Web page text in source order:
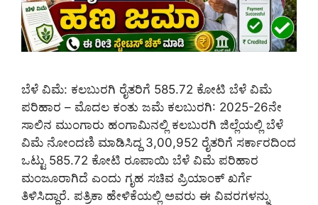
ಬೆಳೆ ವಿಮೆ: ಕಲಬುರಗಿ ರೈತರಿಗೆ 585.72 ಕೋಟಿ ಬೆಳೆ ವಿಮೆ
ಪರಿಹಾರ – ಮೊದಲ ಕಂತು ಜಮೆ ಕಲಬುರಗಿ: 2025-26ನೇ
ಸಾಲಿನ ಮುಂಗಾರು ಹಂಗಾಮಿನಲ್ಲಿ ಕಲಬುರಗಿ ಜಿಲ್ಲೆಯಲ್ಲಿ ಬೆಳೆ
ವಿಮೆ ನೋಂದಣಿ ಮಾಡಿಸಿದ್ದ 3,00,952 ರೈತರಿಗೆ ಸರ್ಕಾರದಿಂದ
ಒಟ್ಟು 585.72 ಕೋಟಿ ರೂಪಾಯಿ ಬೆಳೆ ವಿಮೆ ಪರಿಹಾರ
ಮಂಜೂರಾಗಿದೆ ಎಂದು ಗೃಹ ಸಚಿವ ಪ್ರಿಯಾಂಕ್ ಖರ್ಗೆ
ತಿಳಿಸಿದ್ದಾರೆ. ಪತ್ರಿಕಾ ಹೇಳಿಕೆಯಲ್ಲಿ ಅವರು ಈ ವಿವರಗಳನ್ನು